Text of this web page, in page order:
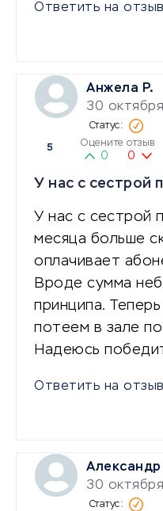
Ответить на отзыв
Анжела Р.
30
5 Оцените отзыв
0 0
У нас с сестрой
У нас с сестрой
месяца больше
оплачивает
Вроде сумма
принципа.
потеем в зале
Надеюсь
Ответить на отзыв
Александр
30